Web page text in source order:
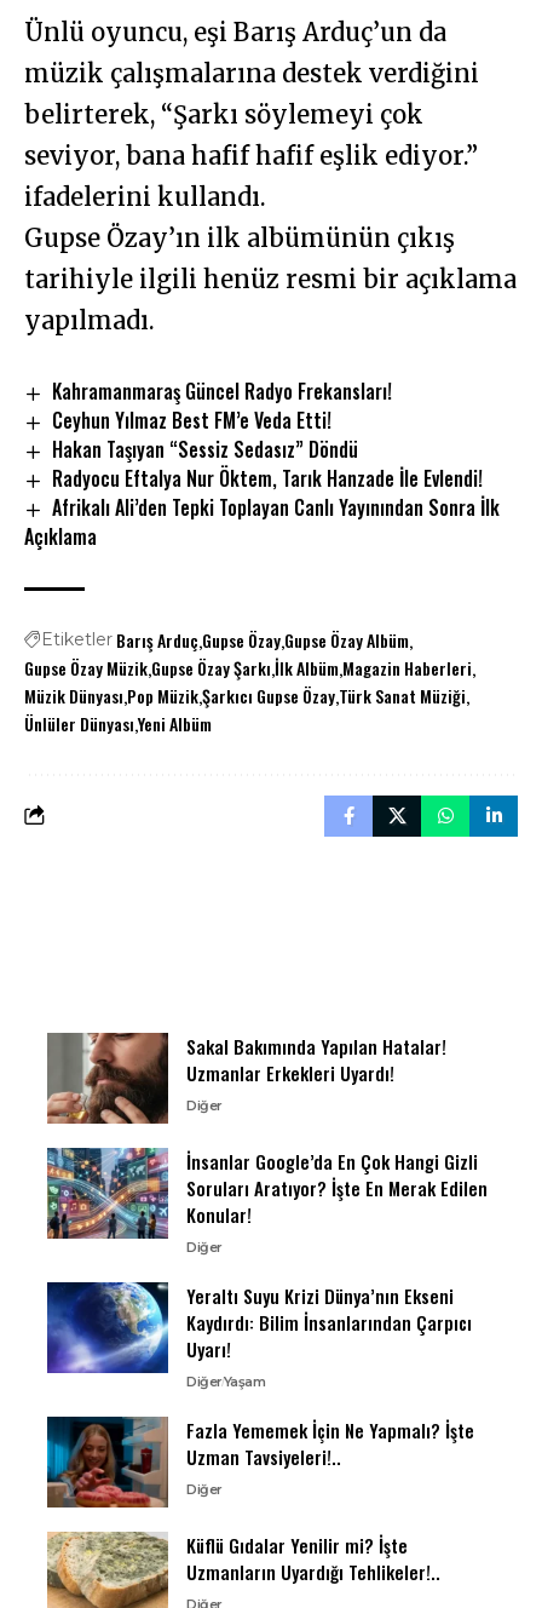
Ünlü oyuncu, eşi Barış Arduç’un da
müzik çalışmalarına destek verdiğini
belirterek, “Şarkı söylemeyi çok
seviyor, bana hafif hafif eşlik ediyor.”
ifadelerini kullandı.
Gupse Özay’ın ilk albümünün çıkış
tarihiyle ilgili henüz resmi bir açıklama
yapılmadı.
Kahramanmaraş Güncel Radyo Frekansları!
Ceyhun Yılmaz Best FM’e Veda Etti!
Hakan Taşıyan “Sessiz Sedasız” Döndü
Radyocu Eftalya Nur Öktem, Tarık Hanzade İle Evlendi!
Afrikalı Ali’den Tepki Toplayan Canlı Yayınından Sonra İlk
Açıklama
Etiketler Barış Arduç Gupse ÖzayGupse Özay Albüm
Gupse Özay MüzikGupse Özay Şarkıİlk AlbümMagazin Haberleri
Müzik Dünyası Pop MüzikŞarkıcı Gupse ÖzayTürk Sanat Müziği
Ünlüler DünyasıYeni Albüm
Sakal Bakımında Yapılan Hatalar!
Uzmanlar Erkekleri Uyardı!
Diğer
İnsanlar Google’da En Çok Hangi Gizli
Soruları Aratıyor? İşte En Merak Edilen
Konular!
Diğer
Yeraltı Suyu Krizi Dünya’nın Ekseni
Kaydırdı: Bilim İnsanlarından Çarpıcı
Uyarı!
DiğerYaşam
Fazla Yememek İçin Ne Yapmalı? İşte
Uzman Tavsiyeleri!..
Diğer
Küflü Gıdalar Yenilir mi? İşte
Uzmanların Uyardığı Tehlikeler!..
Diğer